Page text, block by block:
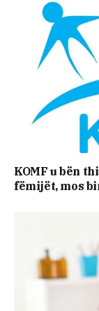
KOMF u bën
fëmijët, mos